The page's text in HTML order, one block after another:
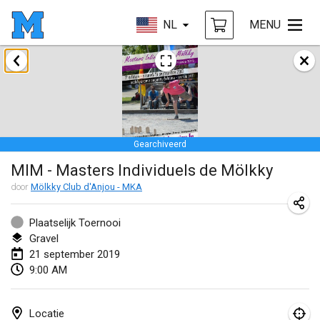
NL MENU
Gearchiveerd
MIM - Masters Individuels de Mölkky
door Mölkky Club d'Anjou - MKA
Plaatselijk Toernooi
Gravel
21 september 2019
9:00 AM
Locatie
januari 2019
New Year's Throw Mölkky
Tsjechië
Tournoi Mixte ASPTTOM
20 jan. 2019|Frankrijk
Tournoi d'Hiver
26 jan. 2019|Frankrijk
Liekki Cup
26 jan. 2019